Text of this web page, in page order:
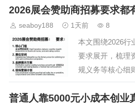
策认知层面的障
2026展会赞助商招募要求都
seaboy188 1天前 8
本文围绕2026行
要求展开，梳理
规义务等核心细
报方向，提前做
量窗口实现品牌
普通人靠5000元小成本创业